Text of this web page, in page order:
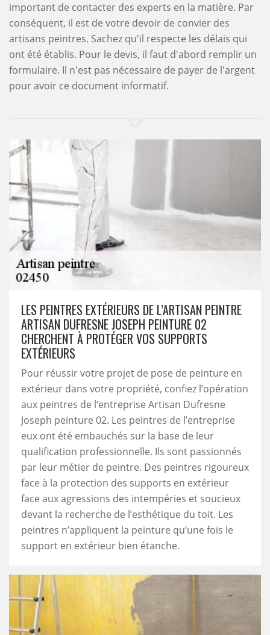
important de contacter des experts en la matière. Par
conséquent, il est de votre devoir de convier des
artisans peintres. Sachez qu'il respecte les délais qui
ont été établis. Pour le devis, il faut d'abord remplir un
formulaire. Il n'est pas nécessaire de payer de l'argent
pour avoir ce document informatif.
LES PEINTRES EXTÉRIEURS DE L’ARTISAN PEINTRE
ARTISAN DUFRESNE JOSEPH PEINTURE 02
CHERCHENT À PROTÉGER VOS SUPPORTS
EXTÉRIEURS
Pour réussir votre projet de pose de peinture en
extérieur dans votre propriété, confiez l’opération
aux peintres de l’entreprise Artisan Dufresne
Joseph peinture 02. Les peintres de l’entreprise
eux ont été embauchés sur la base de leur
qualification professionnelle. Ils sont passionnés
par leur métier de peintre. Des peintres rigoureux
face à la protection des supports en extérieur
face aux agressions des intempéries et soucieux
devant la recherche de l’esthétique du toit. Les
peintres n’appliquent la peinture qu’une fois le
support en extérieur bien étanche.